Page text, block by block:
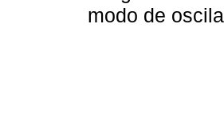
modo de